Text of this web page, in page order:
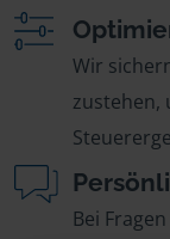
Wir
zustehen,
Bei